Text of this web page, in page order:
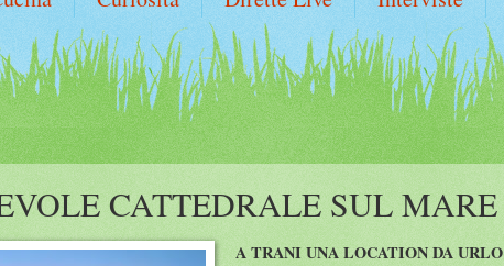
CATTEDRALE SUL MARE
A TRANI UNA LOCATION DA URLO